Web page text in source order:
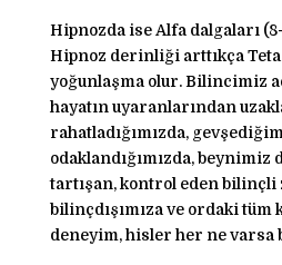
Hipnozda ise Alfa dalgaları
Hipnoz derinliği arttıkça Teta
yoğunlaşma olur. Bilincimiz
hayatın uyaranlarından
rahatladığımızda,
odaklandığımızda, beynimiz
tartışan, kontrol eden
bilinçdışımıza ve ordaki tüm
deneyim, hisler her ne varsa